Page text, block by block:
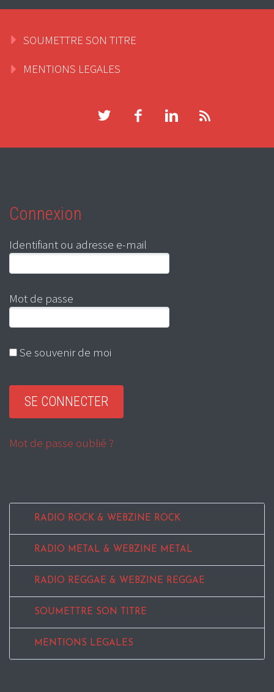
SOUMETTRE SON TITRE
MENTIONS LEGALES
Connexion
Identifiant ou adresse e-mail
Mot de passe
Se souvenir de moi
Mot de passe oublié ?
RADIO ROCK & WEBZINE ROCK
RADIO METAL & WEBZINE METAL
RADIO REGGAE & WEBZINE REGGAE
SOUMETTRE SON TITRE
MENTIONS LEGALES